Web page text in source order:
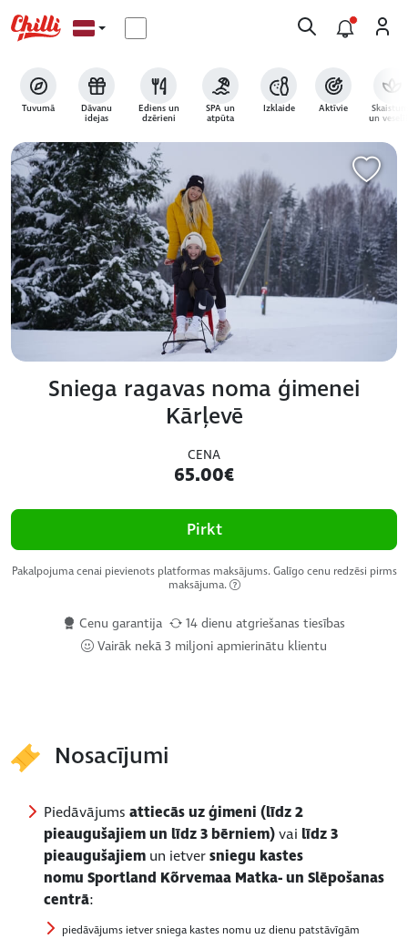
Tuvumā Dāvanu
idejas
Ēdiens un
dzērieni
SPA un
atpūta
Izklaide Aktīvie
un
Sniega ragavas noma ģimenei
Kārļevē
CENA
65.00€
Pirkt
Pakalpojuma cenai pievienots platformas maksājums. Galīgo cenu redzēsi pirms
maksājuma.
Cenu garantija
14 dienu atgriešanas tiesības
Vairāk nekā 3 miljoni apmierinātu klientu
Nosacījumi
Piedāvājums attiecās uz ģimeni (līdz 2
pieaugušajiem un līdz 3 bērniem)vai līdz 3
pieaugušajiem un ietversniegu kastes
nomu Sportland Kõrvemaa Matka- un Slēpošanas
centrā:
piedāvājums ietver sniega kastes nomu uz dienu patstāvīgām